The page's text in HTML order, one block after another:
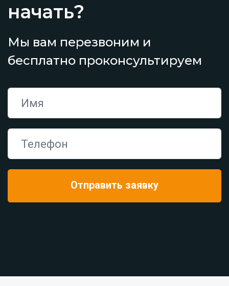
начать?
Мы вам перезвоним и
бесплатно проконсультируем